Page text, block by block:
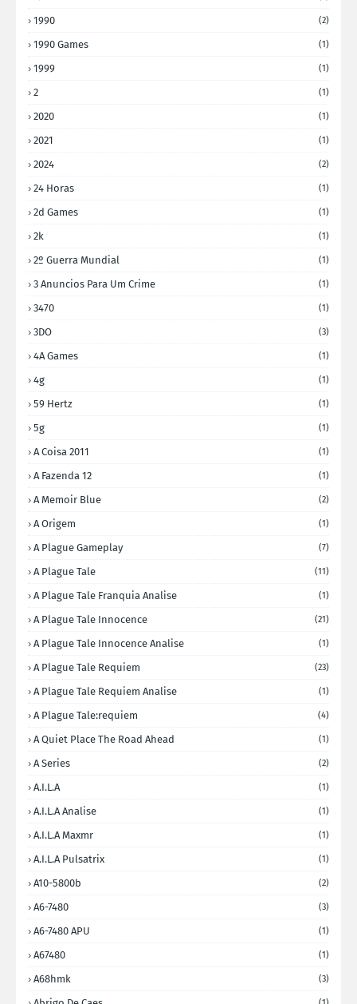
1990 (2)
1990 Games (1)
1999 (1)
2 (1)
2020 (1)
2021 (1)
2024 (2)
24 Horas (1)
2d Games (1)
2k (1)
2º Guerra Mundial (1)
3 Anuncios Para Um Crime (1)
3470 (1)
3DO (3)
4A Games (1)
4g (1)
59 Hertz (1)
5g (1)
A Coisa 2011 (1)
A Fazenda 12 (1)
A Memoir Blue (2)
A Origem (1)
A Plague Gameplay (7)
A Plague Tale (11)
A Plague Tale Franquia Analise (1)
A Plague Tale Innocence (21)
A Plague Tale Innocence Analise (1)
A Plague Tale Requiem (23)
A Plague Tale Requiem Analise (1)
A Plague Tale:requiem (4)
A Quiet Place The Road Ahead (1)
A Series (2)
A.I.L.A (1)
A.I.L.A Analise (1)
A.I.L.A Maxmr (1)
A.I.L.A Pulsatrix (1)
A10-5800b (2)
A6-7480 (3)
A6-7480 APU (1)
A67480 (1)
A68hmk (3)